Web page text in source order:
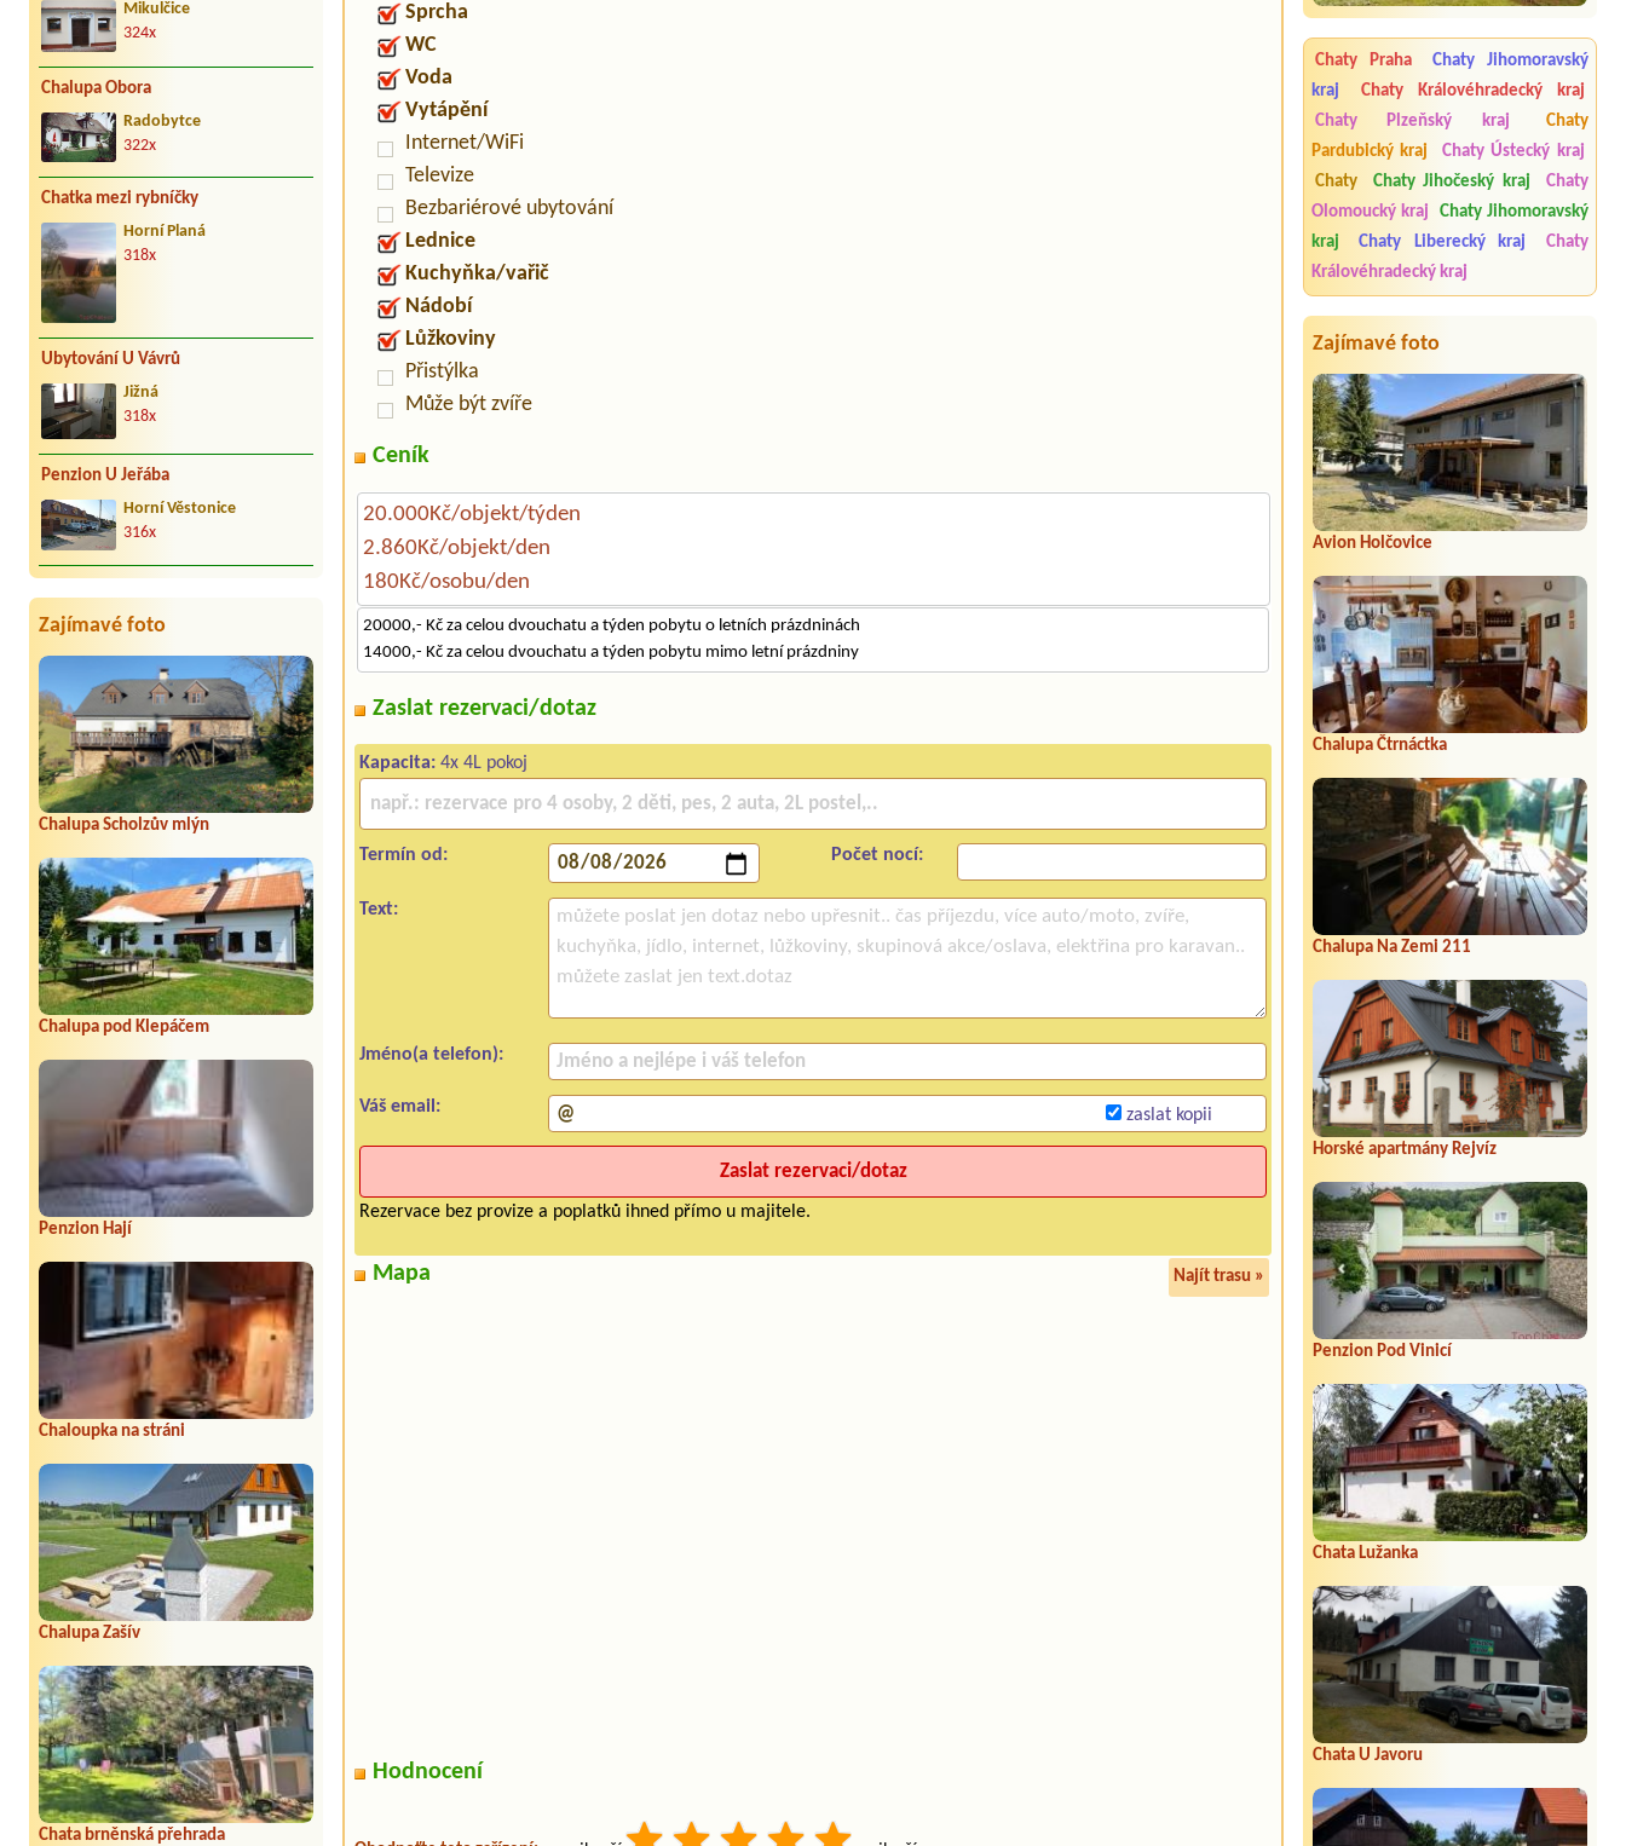
Mikulčice
324x
Chalupa Obora
Radobytce
322x
Chatka mezi rybníčky
Horní Planá
318x
Ubytování U Vávrů
Jižná
318x
Penzion U Jeřába
Horní Věstonice
316x
Zajímavé foto
Chalupa Scholzův mlýn
Chalupa pod Klepáčem
Penzion Hají
Chaloupka na stráni
Chalupa Zašív
Chata brněnská přehrada
Chaty Praha
Chaty Jihomoravský
kraj
Chaty Královéhradecký kraj
Chaty Plzeňský kraj
Chaty
Pardubický kraj
Chaty Ústecký kraj
Chaty
Chaty Jihočeský kraj
Chaty
Olomoucký kraj
Chaty Jihomoravský
kraj
Chaty Liberecký kraj
Chaty
Královéhradecký kraj
Zajímavé foto
Avion Holčovice
Chalupa Čtrnáctka
Chalupa Na Zemi 211
Horské apartmány Rejvíz
Penzion Pod Vinicí
Chata Lužanka
Chata U Javoru
Sprcha
WC
Voda
Vytápění
Internet/WiFi
Televize
Bezbariérové ubytování
Lednice
Kuchyňka/vařič
Nádobí
Lůžkoviny
Přistýlka
Může být zvíře
Ceník
20.000Kč/objekt/týden
2.860Kč/objekt/den
180Kč/osobu/den
20000,- Kč za celou dvouchatu a týden pobytu o letních prázdninách
14000,- Kč za celou dvouchatu a týden pobytu mimo letní prázdniny
Zaslat rezervaci/dotaz
Kapacita: 4x 4L pokoj
Termín od: Počet nocí:
Text:
Jméno(a telefon):
Váš email: zaslat kopii
Rezervace bez provize a poplatků ihned přímo u majitele.
Mapa Najít trasu »
Hodnocení